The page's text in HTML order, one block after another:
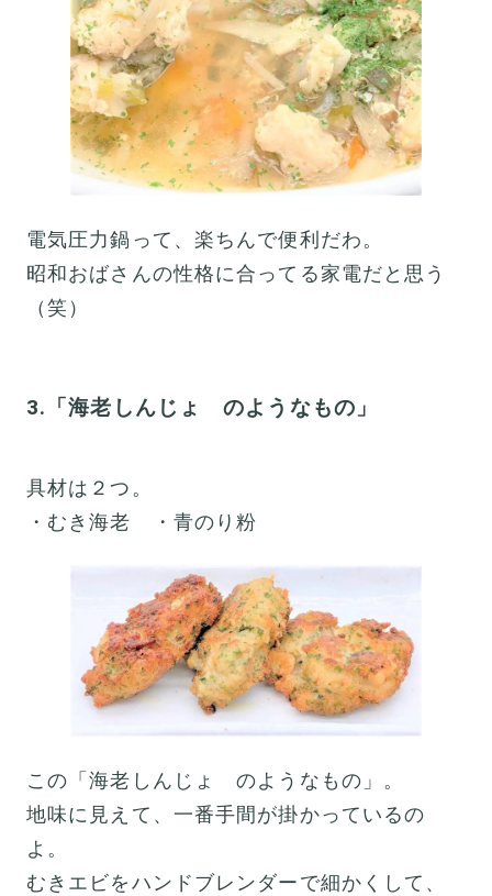
電気圧力鍋って、楽ちんで便利だわ。
昭和おばさんの性格に合ってる家電だと思う
（笑）
3.「海老しんじょ のようなもの」
具材は２つ。
・むき海老 ・青のり粉
この「海老しんじょ のようなもの」。
地味に見えて、一番手間が掛かっているの
よ。
むきエビをハンドブレンダーで細かくして、